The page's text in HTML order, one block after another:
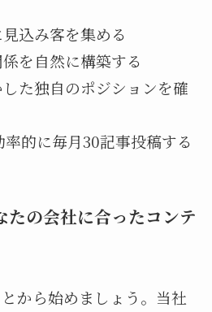
込み客を集める
を自然に構築する
た独自のポジションを確
的に毎月30記事投稿する
たの会社に合ったコンテ
から始めましょう。当社